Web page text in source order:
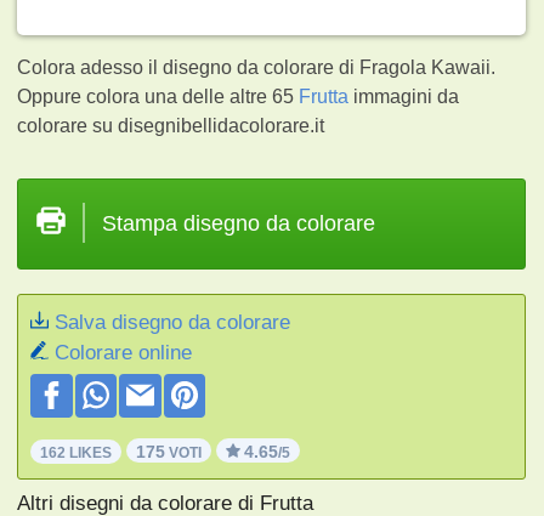
Colora adesso il disegno da colorare di Fragola Kawaii.
Oppure colora una delle altre 65 Frutta immagini da
colorare su disegnibellidacolorare.it
Stampa disegno da colorare
Salva disegno da colorare
Colorare online
162 LIKES 175 VOTI 4.65/5
Altri disegni da colorare di Frutta